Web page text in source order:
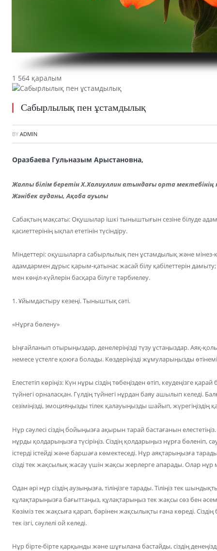
1 564 қаралым
Сабырлылық пен ұстамдылық
BY ADMIN
Оразбаева Гульназым Арыстановна,
Жалпы білім беретін Х.Халиуллин атындағы орта
Жәнібек ауданы, Ақоба ауылы
Сабақтың мақсаты: Оқушылар ішкі тыныштығын сезіне білуде
қасиеттерінің ықпал ететінін түсіндіру.
Міндеттері: оқушыларға сабырлылық пен ұстамдылық және
адамдармен дұрыс қарым-қатынас жасай білу қабілеттерін
мен көңіл-күйлерін басқара білуге тәрбиелеу.
1. Ұйымдастыру кезеңі. Тыныштық сәті.
«Нұрға бөлену»
Ыңғайланып отырыңыздар, денелеріңізді түзу ұстаңыздар. Аяқ-
немесе үстелге қоюға болады. Көздеріңізді жұмуларыңызды
Елестетіп көріңіз: Күн нұры сіздің төбеңізден өтіп, кеудеңізге
түйнегі орналасқан. Гүлдің түйнегі нұрдан баяу ашылып келеді.
сезіміңізді, эмоцияңызды тілек қалауыңызды шайып, жүрегіңіздің
Нұр сәулесі сіздің бойыңызға ақырын тарай бастағанын
нұрды қолдарыңызға түсіріңіз. Сіздің қолдарыңыз нұрға бөленіп,
істерді істейді және баршаға көмектеседі. Нұр аяқтарыңызға
сізді тек жақсылық жасау үшін жақсы жерлерге апарады. Олар
Одан әрі нұр сіздің аузыңызға, тіліңізге тарады. Тіліңіз тек
құлақтарыңызға бағыттаңыз, құлақтарыңыз тек жақсы сөз бен әсем
Көзіміз тек жақсыға қарап, бәрінен жақсылықты ғана көреді.
тек ізгі, сәулелі ой келеді.
Нұр бірте-бірте қарқынды және шұғылана бастайды, сіздің